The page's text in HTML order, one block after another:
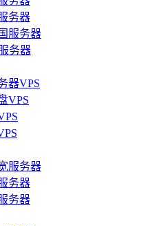
务器
服务器
务器
器VPS
VPS
服务器
务器
务器